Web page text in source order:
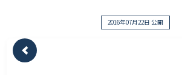
Livesumai 保証について2016年07月22日 公開